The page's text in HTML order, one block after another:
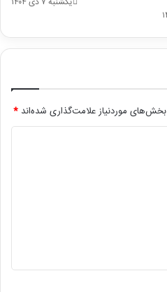
بخش‌های موردنیاز علامت‌گذاری شده‌اند *